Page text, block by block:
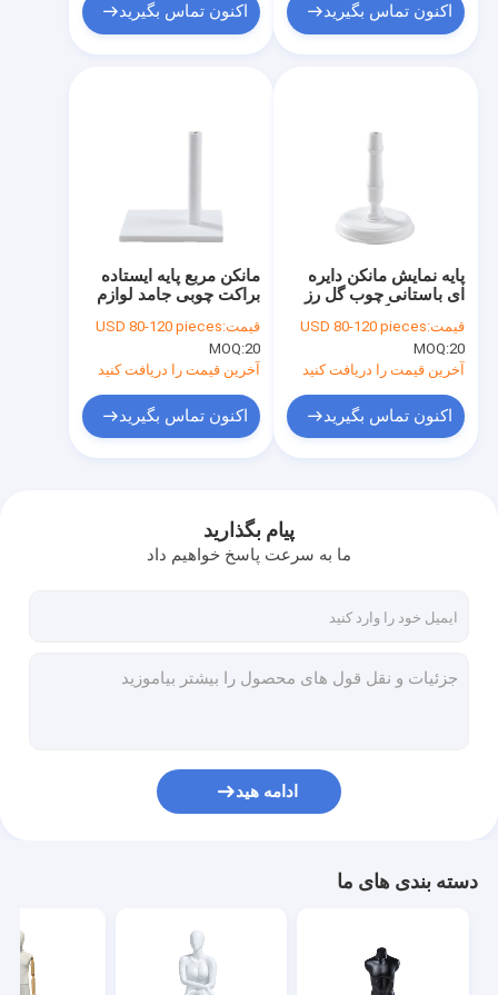
اکنون تماس بگیرید اکنون تماس بگیرید
مانکن مربع پایه ایستاده
براکت چوبی جامد لوازم
قیمت:USD 80-120 pieces
MOQ:20
آخرین قیمت را دریافت کنید
اکنون تماس بگیرید
پایه نمایش مانکن دایره
ای باستانی چوب گل رز
قیمت:USD 80-120 pieces
MOQ:20
آخرین قیمت را دریافت کنید
اکنون تماس بگیرید
پیام بگذارید
ما به سرعت پاسخ خواهیم داد
ادامه هید
دسته بندی های ما